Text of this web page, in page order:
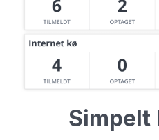
Simpelt